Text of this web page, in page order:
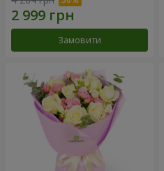
Замовити